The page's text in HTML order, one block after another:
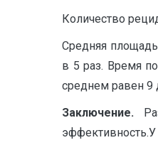
Количество
Средняя
в 5 раз. Время
среднем равен 9
Заключение.